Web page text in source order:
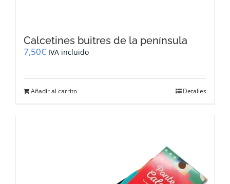
Calcetines buitres de la península
7,50€ IVA incluido
Añadir al carrito Detalles